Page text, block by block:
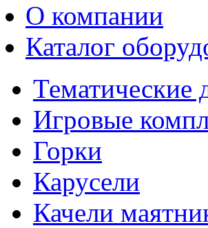
О компании
Каталог
Тематические
Игровые
Горки
Карусели
Качели